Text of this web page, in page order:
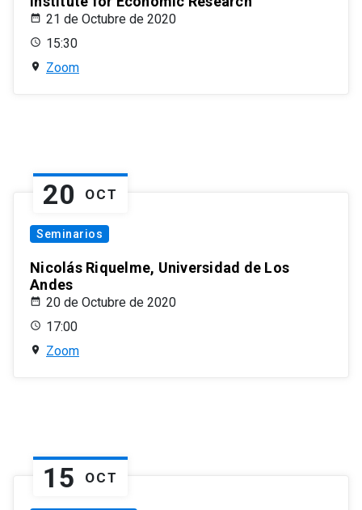
21 de Octubre de 2020
15:30
Zoom
20 OCT
Seminarios
Nicolás Riquelme, Universidad de Los
Andes
20 de Octubre de 2020
17:00
Zoom
15 OCT